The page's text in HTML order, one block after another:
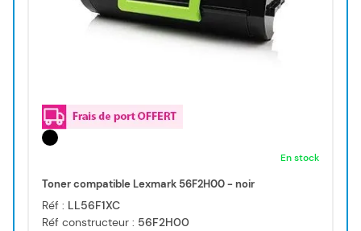
En stock
Toner compatible Lexmark 56F2H00 - noir
Réf : LL56F1XC
Réf constructeur : 56F2H00